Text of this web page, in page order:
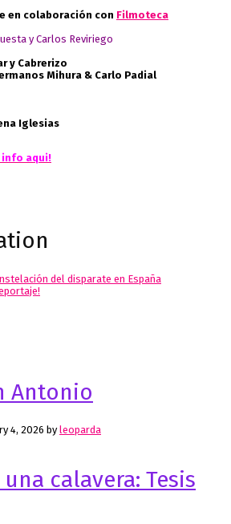
en colaboración con Filmoteca
y Carlos Reviriego
y Cabrerizo
Mihura & Carlo Padial
Iglesias
info aqui!
del disparate en España
Antonio
4, 2026 byleoparda
calavera: Tesis